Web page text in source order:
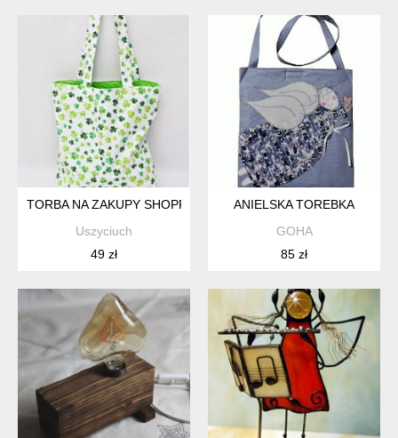
TORBA NA ZAKUPY SHOPPERKA EKOLOGICZNA TORBA
Uszyciuch
49 zł
ANIELSKA TOREBKA
GOHA
85 zł